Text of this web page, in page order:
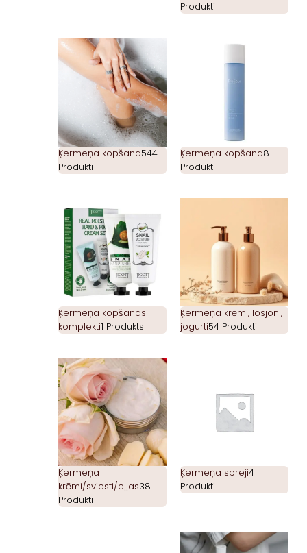
Produkti
Ķermeņa kopšana544
Produkti
Ķermeņa kopšana8
Produkti
Ķermeņa kopšanas
komplekti1 Produkts
Ķermeņa krēmi, losjoni,
jogurti54 Produkti
Ķermeņa
krēmi/sviesti/eļļas38
Produkti
Ķermeņa spreji4
Produkti